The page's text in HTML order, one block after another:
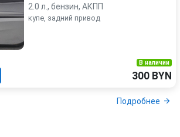
2.0 л., бензин, АКПП
купе, задний привод
В наличии
300 BYN
Подробнее